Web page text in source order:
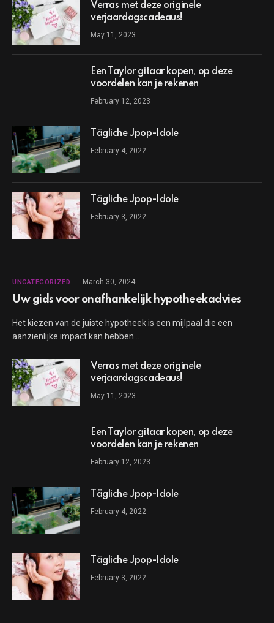
Verras met deze originele
verjaardagscadeaus!
May 11, 2023
Een Taylor gitaar kopen, op deze
voordelen kan je rekenen
February 12, 2023
Tägliche Jpop-Idole
February 4, 2022
Tägliche Jpop-Idole
February 3, 2022
UNCATEGORIZED March 30, 2024
Uw gids voor onafhankelijk hypotheekadvies
Het kiezen van de juiste hypotheek is een mijlpaal die een
aanzienlijke impact kan hebben…
Verras met deze originele
verjaardagscadeaus!
May 11, 2023
Een Taylor gitaar kopen, op deze
voordelen kan je rekenen
February 12, 2023
Tägliche Jpop-Idole
February 4, 2022
Tägliche Jpop-Idole
February 3, 2022